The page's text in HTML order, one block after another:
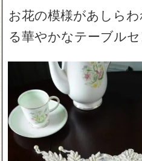
お花の模様があしら
る華やかなテーブルセ